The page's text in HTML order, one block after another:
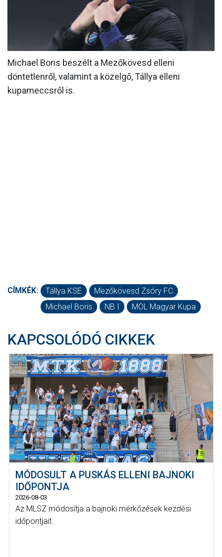
KLUB
GALÉRIA
SZURKOLÓI ÉLMÉNYEK
AKKREDITÁCIÓ
Michael Boris beszélt a Mezőkövesd elleni
döntetlenről, valamint a közelgő, Tállya elleni
kupameccsről is.
CÍMKÉK: Tállya KSE
Mezőkövesd Zsóry FC
Michael Boris
NB I MOL Magyar Kupa
KAPCSOLÓDÓ CIKKEK
MÓDOSULT A PUSKÁS ELLENI BAJNOKI
IDŐPONTJA
2026-08-03
Az MLSZ módosítja a bajnoki mérkőzések kezdési
időpontjait.